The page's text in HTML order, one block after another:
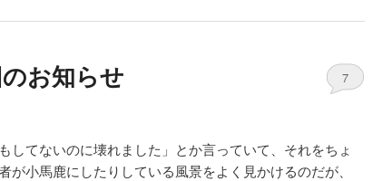
お知らせ 7
してないのに壊れました」とか言っていて、それをちょ
が小馬鹿にしたりしている風景をよく見かけるのだが、